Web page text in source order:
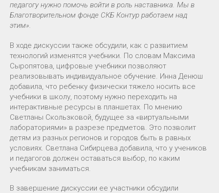
педагогу нужно помочь войти в роль наставника. Мы в
Благотворительном фонде СКБ Контур работаем над
этим».
В ходе дискуссии также обсудили, как с развитием
технологий изменятся учебники. По словам Максима
Сыропятова, цифровые учебники позволяют
реализовывать индивидуальное обучение. Инна Денюш
добавила, что ребенку физически тяжело носить все
учебники в школу, поэтому нужно переходить на
интерактивные ресурсы в планшетах. По мнению
Светланы Скользковой, будущее за «виртуальными
лабораториями» в разрезе предметов. Это позволит
детям из разных регионов и городов быть в равных
условиях. Светлана Сибирцева добавила, что у учеников
и педагогов должен оставаться выбор, по каким
учебникам заниматься.
В завершение дискуссии ее участники обсудили